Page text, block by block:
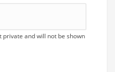
private and will not be shown